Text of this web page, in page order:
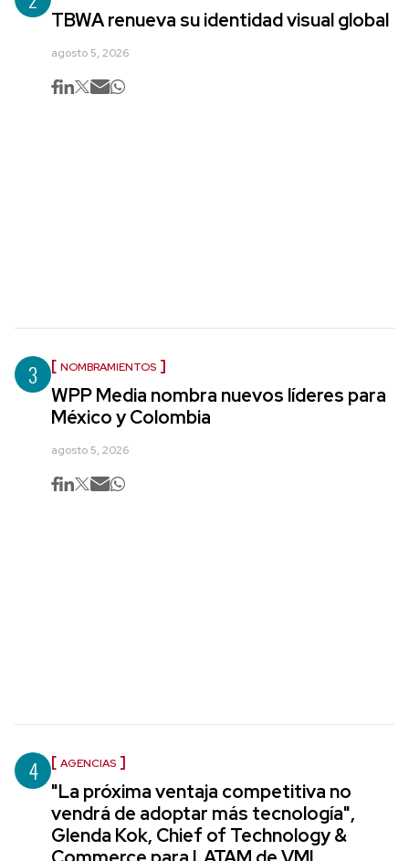
TBWA renueva su identidad visual global
agosto 5, 2026
3 NOMBRAMIENTOS
WPP Media nombra nuevos líderes para
México y Colombia
agosto 5, 2026
4 AGENCIAS
"La próxima ventaja competitiva no
vendrá de adoptar más tecnología",
Glenda Kok, Chief of Technology &